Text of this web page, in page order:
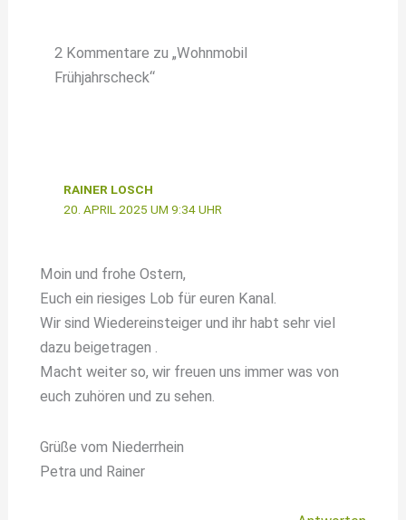
2 Kommentare zu „Wohnmobil
Frühjahrscheck“
RAINER LOSCH
20. APRIL 2025 UM 9:34 UHR
Moin und frohe Ostern,
Euch ein riesiges Lob für euren Kanal.
Wir sind Wiedereinsteiger und ihr habt sehr viel
dazu beigetragen .
Macht weiter so, wir freuen uns immer was von
euch zuhören und zu sehen.
Grüße vom Niederrhein
Petra und Rainer